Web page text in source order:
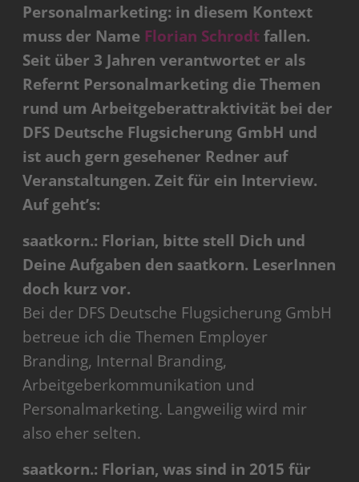
Personalmarketing: in diesem Kontext
muss der Name Florian Schrodtfallen.
Seit über 3 Jahren verantwortet er als
Refernt Personalmarketing die Themen
rund um Arbeitgeberattraktivität bei der
DFS Deutsche Flugsicherung GmbH und
ist auch gern gesehener Redner auf
Veranstaltungen. Zeit für ein Interview.
Auf geht’s:
saatkorn.: Florian, bitte stell Dich und
Deine Aufgaben den saatkorn. LeserInnen
doch kurz vor.
Bei der DFS Deutsche Flugsicherung GmbH
betreue ich die Themen Employer
Branding, Internal Branding,
Arbeitgeberkommunikation und
Personalmarketing. Langweilig wird mir
also eher selten.
saatkorn.: Florian, was sind in 2015 für